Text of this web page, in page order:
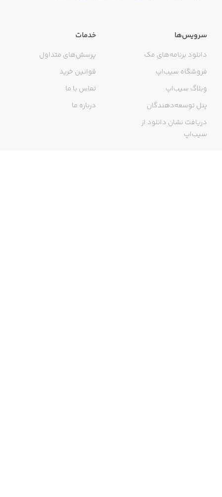
سرویس‌ها
دانلود برنامه‌های مک
فروشگاه سیب‌اپ
وبلاگ سیب‌اپ
پنل توسعه‌دهندگان
دریافت نشان دانلود از
سیب‌اپ
خدمات
پرسش‌های متداول
قوانین خرید
تماس با ما
درباره ما